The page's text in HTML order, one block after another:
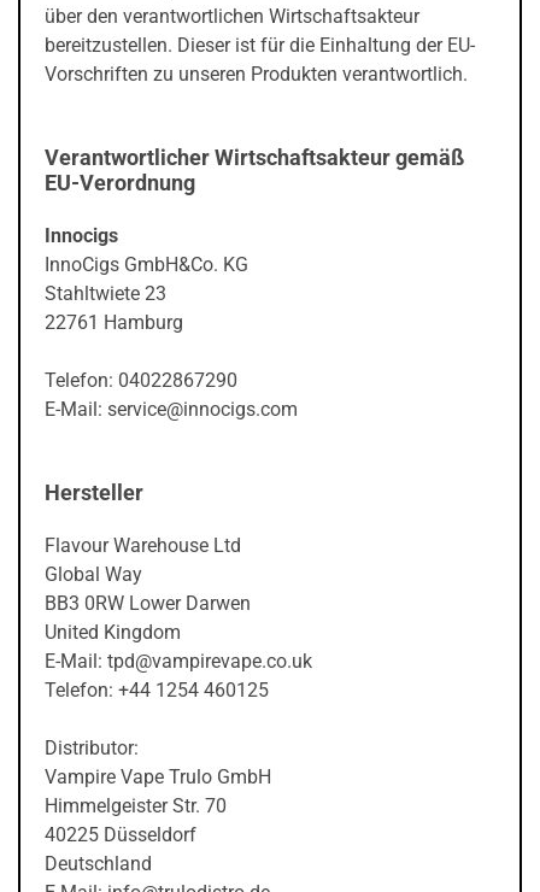
über den verantwortlichen Wirtschaftsakteur
bereitzustellen. Dieser ist für die Einhaltung der EU-
Vorschriften zu unseren Produkten verantwortlich.
Verantwortlicher Wirtschaftsakteur gemäß
EU-Verordnung
Innocigs
InnoCigs GmbH&Co. KG
Stahltwiete 23
22761 Hamburg
Telefon: 04022867290
E-Mail: service@innocigs.com
Hersteller
Flavour Warehouse Ltd
Global Way
BB3 0RW Lower Darwen
United Kingdom
E-Mail: tpd@vampirevape.co.uk
Telefon: +44 1254 460125
Distributor:
Vampire Vape Trulo GmbH
Himmelgeister Str. 70
40225 Düsseldorf
Deutschland